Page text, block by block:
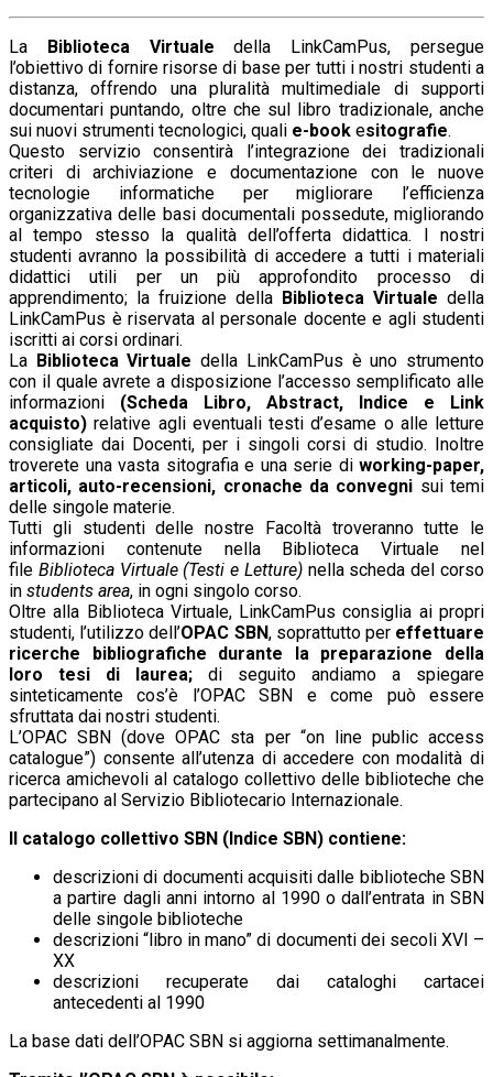
La Biblioteca Virtuale della LinkCamPus, persegue
l’obiettivo di fornire risorse di base per tutti i nostri studenti a
distanza, offrendo una pluralità multimediale di supporti
documentari puntando, oltre che sul libro tradizionale, anche
sui nuovi strumenti tecnologici, quali e-book esitografie.
Questo servizio consentirà l’integrazione dei tradizionali
criteri di archiviazione e documentazione con le nuove
tecnologie informatiche per migliorare l’efficienza
organizzativa delle basi documentali possedute, migliorando
al tempo stesso la qualità dell’offerta didattica. I nostri
studenti avranno la possibilità di accedere a tutti i materiali
didattici utili per un più approfondito processo di
apprendimento; la fruizione della Biblioteca Virtuale della
LinkCamPus è riservata al personale docente e agli studenti
iscritti ai corsi ordinari.
La Biblioteca Virtualedella LinkCamPus è uno strumento
con il quale avrete a disposizione l’accesso semplificato alle
informazioni (Scheda Libro, Abstract, Indice e Link
acquisto) relative agli eventuali testi d’esame o alle letture
consigliate dai Docenti, per i singoli corsi di studio. Inoltre
troverete una vasta sitografia e una serie di working-paper,
articoli, auto-recensioni, cronache da convegni sui temi
delle singole materie.
Tutti gli studenti delle nostre Facoltà troveranno tutte le
informazioni contenute nella Biblioteca Virtuale nel
file Biblioteca Virtuale (Testi e Letture)nella scheda del corso
in students area, in ogni singolo corso.
Oltre alla Biblioteca Virtuale, LinkCamPus consiglia ai propri
studenti, l’utilizzo dell’OPAC SBN, soprattutto per effettuare
ricerche bibliografiche durante la preparazione della
loro tesi di laurea; di seguito andiamo a spiegare
sinteticamente cos’è l’OPAC SBN e come può essere
sfruttata dai nostri studenti.
L’OPAC SBN (dove OPAC sta per “on line public access
catalogue”) consente all’utenza di accedere con modalità di
ricerca amichevoli al catalogo collettivo delle biblioteche che
partecipano al Servizio Bibliotecario Internazionale.
Il catalogo collettivo SBN (Indice SBN) contiene:
descrizioni di documenti acquisiti dalle biblioteche SBN
a partire dagli anni intorno al 1990 o dall’entrata in SBN
delle singole biblioteche
descrizioni “libro in mano” di documenti dei secoli XVI –
XX
descrizioni recuperate dai cataloghi cartacei
antecedenti al 1990
La base dati dell’OPAC SBN si aggiorna settimanalmente.